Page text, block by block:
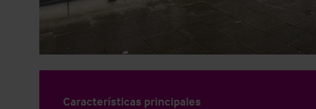
Características principales